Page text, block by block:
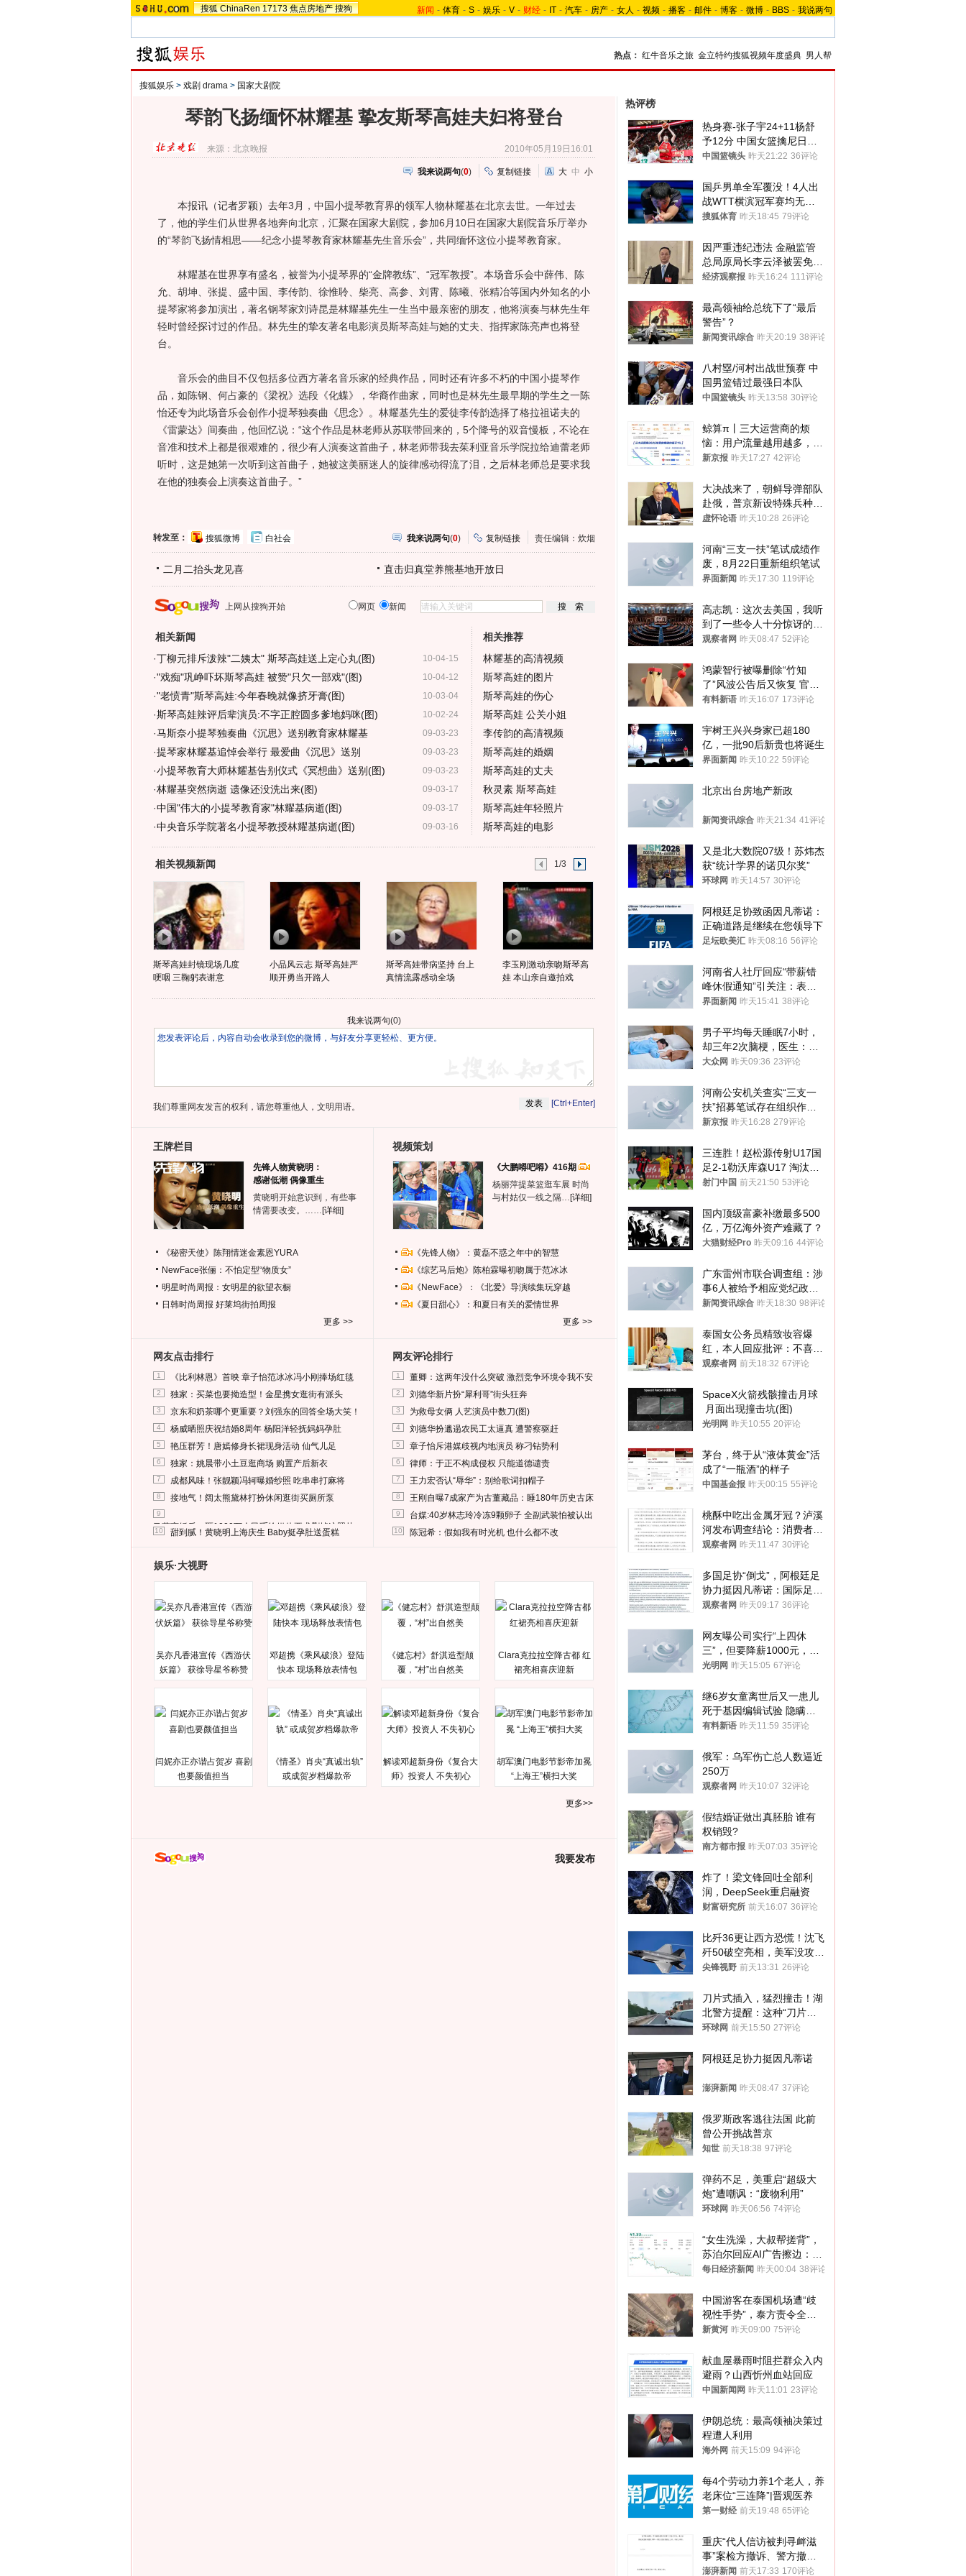
搜狐 ChinaRen 17173 焦点房地产 搜狗 新闻 - 体育 - S - 娱乐 - V - 财经 - IT - 汽车 - 房产 - 女人 - 视频 - 播客 - 邮件 - 博客 - 微博 - BBS - 我说两句
热点： 红牛音乐之旅 金立特约搜狐视频年度盛典 男人帮
搜狐娱乐 > 戏剧 drama > 国家大剧院
琴韵飞扬缅怀林耀基 挚友斯琴高娃夫妇将登台
来源：北京晚报 2010年05月19日16:01
我来说两句(0) 复制链接 大 中 小
本报讯（记者罗颖）去年3月，中国小提琴教育界的领军人物林耀基在北京去世。一年过去
了，他的学生们从世界各地奔向北京，汇聚在国家大剧院，参加6月10日在国家大剧院音乐厅举办
的“琴韵飞扬情相思——纪念小提琴教育家林耀基先生音乐会”，共同缅怀这位小提琴教育家。
林耀基在世界享有盛名，被誉为小提琴界的“金牌教练”、“冠军教授”。本场音乐会中薛伟、陈
允、胡坤、张提、盛中国、李传韵、徐惟聆、柴亮、高参、刘霄、陈曦、张精冶等国内外知名的小
提琴家将参加演出，著名钢琴家刘诗昆是林耀基先生一生当中最亲密的朋友，他将演奏与林先生年
轻时曾经探讨过的作品。林先生的挚友著名电影演员斯琴高娃与她的丈夫、指挥家陈亮声也将登
台。
音乐会的曲目不仅包括多位西方著名音乐家的经典作品，同时还有许多不朽的中国小提琴作
品，如陈钢、何占豪的《梁祝》选段《化蝶》，华裔作曲家，同时也是林先生最早期的学生之一陈
怡还专为此场音乐会创作小提琴独奏曲《思念》。林耀基先生的爱徒李传韵选择了格拉祖诺夫的
《雷蒙达》间奏曲，他回忆说：“这个作品是林老师从苏联带回来的，5个降号的双音慢板，不论在
音准和技术上都是很艰难的，很少有人演奏这首曲子，林老师带我去茱利亚音乐学院拉给迪蕾老师
听时，这是她第一次听到这首曲子，她被这美丽迷人的旋律感动得流了泪，之后林老师总是要求我
在他的独奏会上演奏这首曲子。”
转发至： 搜狐微博 白社会 我来说两句(0) 复制链接 责任编辑：炊烟
二月二抬头龙见喜 直击归真堂养熊基地开放日
上网从搜狗开始 网页 新闻
相关新闻
10-04-15
·丁柳元排斥泼辣"二姨太" 斯琴高娃送上定心丸(图)
10-04-12
·"戏痴"巩峥吓坏斯琴高娃 被赞"只欠一部戏"(图)
10-03-04
·"老愤青"斯琴高娃:今年春晚就像挤牙膏(图)
10-02-24
·斯琴高娃辣评后辈演员:不字正腔圆多爹地妈咪(图)
09-03-23
·马斯奈小提琴独奏曲《沉思》送别教育家林耀基
09-03-23
·提琴家林耀基追悼会举行 最爱曲《沉思》送别
09-03-23
·小提琴教育大师林耀基告别仪式《冥想曲》送别(图)
09-03-17
·林耀基突然病逝 遗像还没洗出来(图)
09-03-17
·中国"伟大的小提琴教育家"林耀基病逝(图)
09-03-16
·中央音乐学院著名小提琴教授林耀基病逝(图)
相关推荐
林耀基的高清视频
斯琴高娃的图片
斯琴高娃的伤心
斯琴高娃 公关小姐
李传韵的高清视频
斯琴高娃的婚姻
斯琴高娃的丈夫
秋灵素 斯琴高娃
斯琴高娃年轻照片
斯琴高娃的电影
相关视频新闻 1/3
斯琴高娃封镜现场几度
哽咽 三鞠躬表谢意
小品风云志 斯琴高娃严
顺开勇当开路人
斯琴高娃带病坚持 台上
真情流露感动全场
李玉刚激动亲吻斯琴高
娃 本山亲自邀拍戏
我来说两句(0)
我们尊重网友发言的权利，请您尊重他人，文明用语。 [Ctrl+Enter]
王牌栏目
先锋人物黄晓明：
感谢低潮 偶像重生
黄晓明开始意识到，有些事
情需要改变。…… [详细]
《秘密天使》陈翔情迷金素恩YURA
NewFace张俪：不怕定型“物质女”
明星时尚周报：女明星的欲望衣橱
日韩时尚周报 好莱坞街拍周报
更多 >>
视频策划
《大鹏嘚吧嘚》416期
杨丽萍提菜篮逛车展 时尚
与村姑仅一线之隔… [详细]
《先锋人物》：黄磊不惑之年中的智慧
《综艺马后炮》陈柏霖曝初吻属于范冰冰
《NewFace》：《北爱》导演续集玩穿越
《夏日甜心》：和夏日有关的爱情世界
更多 >>
网友点击排行
1 《比利林恩》首映 章子怡范冰冰冯小刚捧场红毯
2 独家：买菜也要拗造型！金星携女逛街有派头
3 京东和奶茶哪个更重要？刘强东的回答全场大笑！
4 杨威晒照庆祝结婚8周年 杨阳洋轻抚妈妈孕肚
5 艳压群芳！唐嫣修身长裙现身活动 仙气儿足
6 独家：姚晨带小土豆逛商场 购置产后新衣
7 成都风味！张靓颖冯轲曝婚纱照 吃串串打麻将
8 接地气！阔太熊黛林打扮休闲逛街买厕所泵
9
马蓉离婚后，砸1000万人民币给媒体要求删掉这照片
10 甜到腻！黄晓明上海庆生 Baby挺孕肚送蛋糕
网友评论排行
1 董卿：这两年没什么突破 激烈竞争环境令我不安
2 刘德华新片扮“犀利哥”街头狂奔
3 为救母女俩 人艺演员中数刀(图)
4 刘德华扮邋遢农民工太逼真 遭警察驱赶
5 章子怡斥港媒歧视内地演员 称刁钻势利
6 律师：于正不构成侵权 只能道德谴责
7 王力宏否认“辱华”：别给歌词扣帽子
8 王刚自曝7成家产为古董藏品：睡180年历史古床
9 台媒:40岁林志玲冷冻9颗卵子 全副武装怕被认出
10 陈冠希：假如我有时光机 也什么都不改
娱乐·大视野
吴亦凡香港宣传《西游伏
妖篇》 获徐导星爷称赞
邓超携《乘风破浪》登陆
快本 现场释放表情包
《健忘村》舒淇造型颠
覆，“村”出自然美
Clara克拉拉空降古都 红
裙亮相喜庆迎新
闫妮亦正亦谐占贺岁 喜剧
也要颜值担当
《情圣》肖央“真诚出轨”
或成贺岁档爆款帝
解读邓超新身份《复合大
师》投资人 不失初心
胡军澳门电影节影帝加冕
“上海王”横扫大奖
更多>>
我要发布
热评榜
热身赛-张子宇24+11杨舒
予12分 中国女篮擒尼日利
亚
中国篮镜头 昨天21:22 36评论
国乒男单全军覆没！4人出
战WTT横滨冠军赛均无缘
八强
搜狐体育 昨天18:45 79评论
因严重违纪违法 金融监管
总局原局长李云泽被罢免全
国人大代表
经济观察报 昨天16:24 111评论
最高领袖给总统下了“最后
警告”？
新闻资讯综合 昨天20:19 38评论
八村塁/河村出战世预赛 中
国男篮错过最强日本队
中国篮镜头 昨天13:58 30评论
鲸算π丨三大运营商的烦
恼：用户流量越用越多，收
入却越来越少
新京报 昨天17:27 42评论
大决战来了，朝鲜导弹部队
赴俄，普京新设特殊兵种，
76岁老将扛旗
虚怀论语 昨天10:28 26评论
河南“三支一扶”笔试成绩作
废，8月22日重新组织笔试
界面新闻 昨天17:30 119评论
高志凯：这次去美国，我听
到了一些令人十分惊讶的消
息
观察者网 昨天08:47 52评论
鸿蒙智行被曝删除“竹知
了”风波公告后又恢复 官媒
曾力挺：劝华为要大度的，
有料新语 昨天16:07 173评论
宇树王兴兴身家已超180
亿，一批90后新贵也将诞生
界面新闻 昨天10:22 59评论
北京出台房地产新政
新闻资讯综合 昨天21:34 41评论
又是北大数院07级！苏炜杰
获“统计学界的诺贝尔奖”
环球网 昨天14:57 30评论
阿根廷足协致函因凡蒂诺：
正确道路是继续在您领导下
足坛欧美汇 昨天08:16 56评论
河南省人社厅回应“带薪错
峰休假通知”引关注：表述
不够准确，待修改后印发
界面新闻 昨天15:41 38评论
男子平均每天睡眠7小时，
却三年2次脑梗，医生：这
样睡觉更伤身
大众网 昨天09:36 23评论
河南公安机关查实“三支一
扶”招募笔试存在组织作弊
犯罪行为
新京报 昨天16:28 279评论
三连胜！赵松源传射U17国
足2-1勒沃库森U17 淘汰赛
将战河床
射门中国 前天21:50 53评论
国内顶级富豪补缴最多500
亿，万亿海外资产难藏了？
大猫财经Pro 昨天09:16 44评论
广东雷州市联合调查组：涉
事6人被给予相应党纪政务
处分和组织处理
新闻资讯综合 昨天18:30 98评论
泰国女公务员精致妆容爆
红，本人回应批评：不喜欢
就别看
观察者网 前天18:32 67评论
SpaceX火箭残骸撞击月球
月面出现撞击坑(图)
光明网 昨天10:55 20评论
茅台，终于从“液体黄金”活
成了“一瓶酒”的样子
中国基金报 昨天00:15 55评论
桃酥中吃出金属牙冠？泸溪
河发布调查结论：消费者已
澄清，所发视频情况不属实
观察者网 昨天11:47 30评论
多国足协“倒戈”，阿根廷足
协力挺因凡蒂诺：国际足联
今后应继续在其领导下前行
观察者网 昨天09:17 36评论
网友曝公司实行“上四休
三”，但要降薪1000元，不
接受只能辞职
光明网 昨天15:05 67评论
继6岁女童离世后又一患儿
死于基因编辑试验 隐瞒一
年才对外披露
有料新语 昨天11:59 35评论
俄军：乌军伤亡总人数逼近
250万
观察者网 昨天10:07 32评论
假结婚证做出真胚胎 谁有
权销毁?
南方都市报 昨天07:03 35评论
炸了！梁文锋回吐全部利
润，DeepSeek重启融资
财富研究所 前天16:07 36评论
比歼36更让西方恐慌！沈飞
歼50破空亮相，美军没攻克
的技术被拿下
尖锋视野 前天13:31 26评论
刀片式插入，猛烈撞击！湖
北警方提醒：这种“刀片超
车”，太危险了
环球网 前天15:50 27评论
阿根廷足协力挺因凡蒂诺
澎湃新闻 昨天08:47 37评论
俄罗斯政客逃往法国 此前
曾公开挑战普京
知世 前天18:38 97评论
弹药不足，美重启“超级大
炮”遭嘲讽：“废物利用”
环球网 昨天06:56 74评论
“女生洗澡，大叔帮搓背”，
苏泊尔回应AI广告擦边：视
频全下架，已强化内容管理
每日经济新闻 昨天00:04 38评论
中国游客在泰国机场遭“歧
视性手势”，泰方责令全面
调查，对责任人采取最严厉
新黄河 昨天09:00 75评论
献血屋暴雨时阻拦群众入内
避雨？山西忻州血站回应
中国新闻网 昨天11:01 23评论
伊朗总统：最高领袖决策过
程遭人利用
海外网 前天15:09 94评论
每4个劳动力养1个老人，养
老床位“三连降”|晋观医养
第一财经 前天19:48 65评论
重庆“代人信访被判寻衅滋
事”案检方撤诉、警方撤
案，两被告人获国赔
澎湃新闻 前天17:33 170评论